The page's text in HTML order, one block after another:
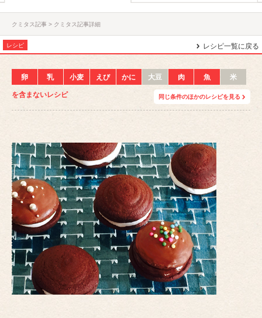
クミタス記事 クミタス記事詳細
レシピ レシピ一覧に戻る
卵 乳 小麦 えび かに 大豆 肉 魚 米
を含まないレシピ 同じ条件のほかのレシピを見る